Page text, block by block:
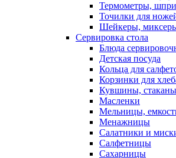
Термометры,
Точилки для
Шейкеры,
Сервировка стола
Блюда
Детская посуда
Кольца для
Корзинки для
Кувшины, стаканы
Масленки
Мельницы,
Менажницы
Салатники и
Салфетницы
Сахарницы